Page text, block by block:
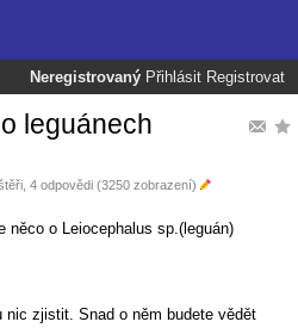
Neregistrovaný Přihlásit Registrovat
leguánech
, 4 odpovědi (3250 zobrazení)
o Leiocephalus sp.(leguán)
nic zjistit. Snad o něm budete vědět